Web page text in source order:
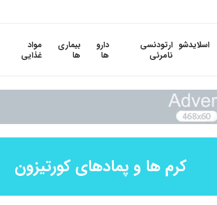
اسلایدشو ارتودنسی
نامرئی
دارو
ها
بیماری
ها
مواد
غذایی
کرم ها و پمادهای کورتیزون